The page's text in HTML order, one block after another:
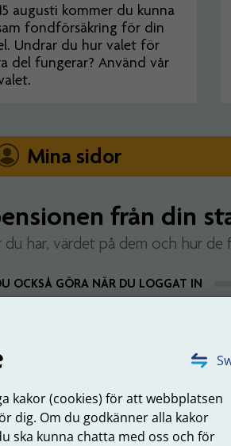
kakor (cookies) för att webbplatsen
dig. Om du godkänner alla kakor
ska kunna chatta med oss och för
augusti kommer du kunna
fondförsäkring för din
Undrar du hur valet för
del fungerar? Använd vår
Mina sidor
från din
har, värdet på dem och hur de
OCKSÅ GÖRA NÄR DU LOGGAT IN
om förmånsbestämd
ålderspension
Se dina